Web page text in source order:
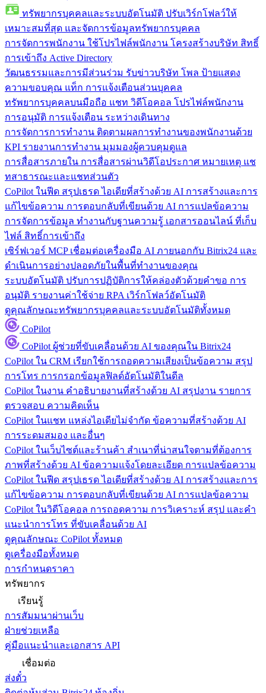
ทรัพยากรบุคคลและระบบอัตโนมัติ ปรับเวิร์กโฟลว์ให้
เหมาะสมที่สุด และจัดการข้อมูลทรัพยากรบุคคล
การจัดการพนักงาน ใช้โปรไฟล์พนักงาน โครงสร้างบริษัท สิทธิ์
การเข้าถึง Active Directory
วัฒนธรรมและการมีส่วนร่วม รับข่าวบริษัท โพล ป้ายแสดง
ความขอบคุณ แท็ก การแจ้งเตือนส่วนบุคคล
ทรัพยากรบุคคลบนมือถือ แชท วิดีโอคอล โปรไฟล์พนักงาน
การอนุมัติ การแจ้งเตือน ระหว่างเดินทาง
การจัดการการทำงาน ติดตามผลการทำงานของพนักงานด้วย
KPI รายงานการทำงาน มุมมองผู้ควบคุมดูแล
การสื่อสารภายใน การสื่อสารผ่านวิดีโอประกาศ หมายเหตุ แช
ทสาธารณะและแชทส่วนตัว
CoPilot ในฟีด สรุปเธรด ไอเดียที่สร้างด้วย AI การสร้างและการ
แก้ไขข้อความ การตอบกลับที่เขียนด้วย AI การแปลข้อความ
การจัดการข้อมูล ทำงานกับฐานความรู้ เอกสารออนไลน์ ที่เก็บ
ไฟล์ สิทธิ์การเข้าถึง
เซิร์ฟเวอร์ MCP เชื่อมต่อเครื่องมือ AI ภายนอกกับ Bitrix24 และ
ดำเนินการอย่างปลอดภัยในพื้นที่ทำงานของคุณ
ระบบอัตโนมัติ ปรับการปฏิบัติการให้คล่องตัวด้วยคำขอ การ
อนุมัติ รายงานค่าใช้จ่าย RPA เวิร์กโฟลว์อัตโนมัติ
ดูคุณลักษณะทรัพยากรบุคคลและระบบอัตโนมัติทั้งหมด
CoPilot
CoPilot ผู้ช่วยที่ขับเคลื่อนด้วย AI ของคุณใน Bitrix24
CoPilot ใน CRM เรียกใช้การถอดความเสียงเป็นข้อความ สรุป
การโทร การกรอกข้อมูลฟิลด์อัตโนมัติในดีล
CoPilot ในงาน คำอธิบายงานที่สร้างด้วย AI สรุปงาน รายการ
ตรวจสอบ ความคิดเห็น
CoPilot ในแชท แหล่งไอเดียไม่จำกัด ข้อความที่สร้างด้วย AI
การระดมสมอง และอื่นๆ
CoPilot ในเว็บไซต์และร้านค้า สำเนาที่น่าสนใจตามที่ต้องการ
ภาพที่สร้างด้วย AI ข้อความแจ้งโดยละเอียด การแปลข้อความ
CoPilot ในฟีด สรุปเธรด ไอเดียที่สร้างด้วย AI การสร้างและการ
แก้ไขข้อความ การตอบกลับที่เขียนด้วย AI การแปลข้อความ
CoPilot ในวิดีโอคอล การถอดความ การวิเคราะห์ สรุป และคำ
แนะนำการโทร ที่ขับเคลื่อนด้วย AI
ดูคุณลักษณะ CoPilot ทั้งหมด
ดูเครื่องมือทั้งหมด
การกำหนดราคา
ทรัพยากร
เรียนรู้
การสัมมนาผ่านเว็บ
ฝ่ายช่วยเหลือ
คู่มือแนะนำและเอกสาร API
เชื่อมต่อ
ส่งตั๋ว